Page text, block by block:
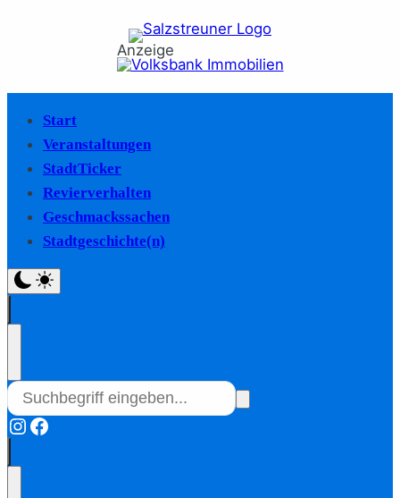
Anzeige
Start
Veranstaltungen
StadtTicker
Revierverhalten
Geschmackssachen
Stadtgeschichte(n)
Instagram
Facebook